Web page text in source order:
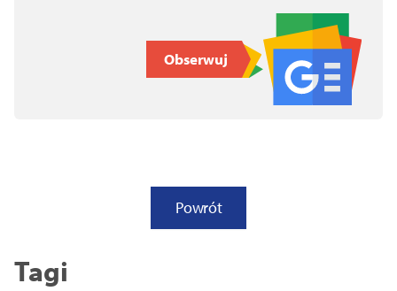
Obserwuj
Powrót
Tagi